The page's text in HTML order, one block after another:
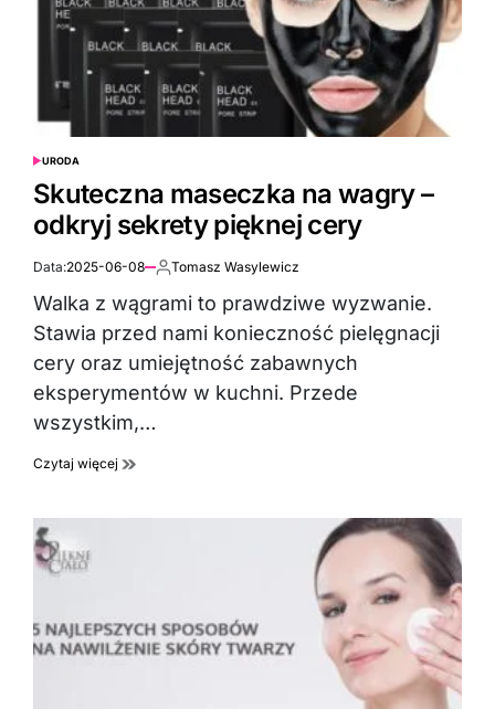
POSTED
IN
URODA
Skuteczna maseczka na wagry –
odkryj sekrety pięknej cery
Data:2025-06-08 Autor:
Tomasz Wasylewicz
Walka z wągrami to prawdziwe wyzwanie.
Stawia przed nami konieczność pielęgnacji
cery oraz umiejętność zabawnych
eksperymentów w kuchni. Przede
wszystkim,…
Czytaj więcej